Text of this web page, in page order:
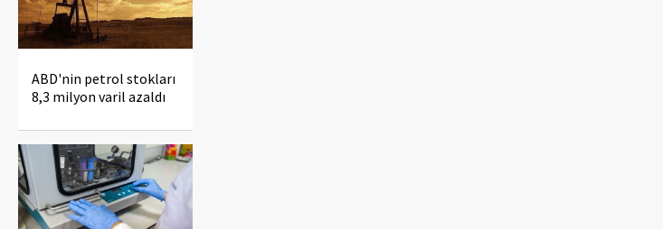
ABD'nin petrol stokları
8,3 milyon varil azaldı